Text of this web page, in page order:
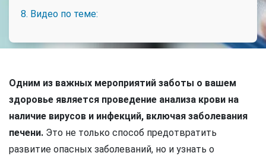
8. Видео по теме:
Одним из важных мероприятий заботы о вашем
здоровье является проведение анализа крови на
наличие вирусов и инфекций, включая заболевания
печени. Это не только способ предотвратить
развитие опасных заболеваний, но и узнать о